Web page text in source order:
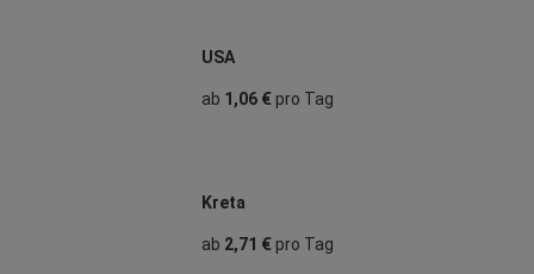
USA
ab 1,06 €pro Tag
Kreta
ab 2,71 €pro Tag